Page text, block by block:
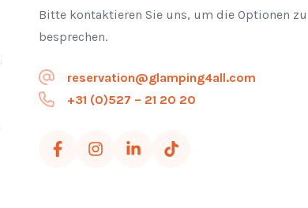
Bitte kontaktieren Sie uns, um die Optionen zu
besprechen.
reservation@glamping4all.com
+31 (0)527 – 21 20 20